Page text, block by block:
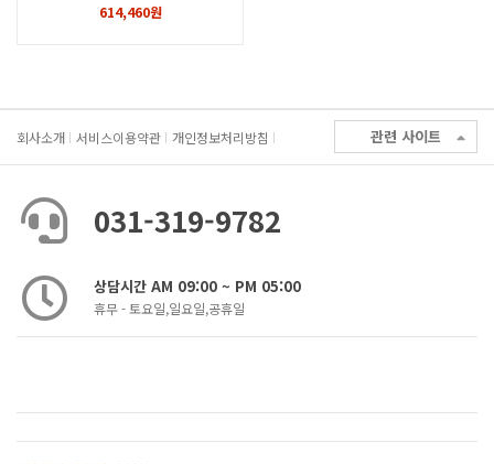
614,460원
회사소개 서비스이용약관 개인정보처리방침 관련 사이트
031-319-9782
상담시간 AM 09:00 ~ PM 05:00
휴무 - 토요일,일요일,공휴일